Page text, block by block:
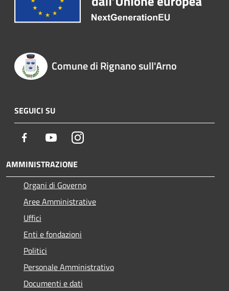
Comune di Rignano sull'Arno
SEGUICI SU
Facebook YoutubeInstagram
AMMINISTRAZIONE
Organi di Governo
Aree Amministrative
Uffici
Enti e fondazioni
Politici
Personale Amministrativo
Documenti e dati